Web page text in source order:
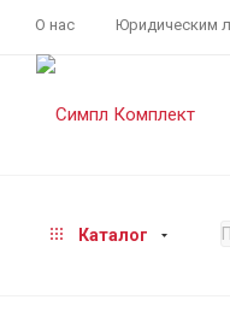
О нас Юридическим
Каталог